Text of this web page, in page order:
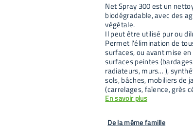
Net Spray 300 est un
biodégradable, avec des
végétale.
Il peut être utilisé pur ou
Permet l'élimination de
surfaces, ou avant mise
surfaces peintes
radiateurs, murs… ),
sols, bâches, mobiliers de
(carrelages, faïence, grès
En savoir plus
De la même famille